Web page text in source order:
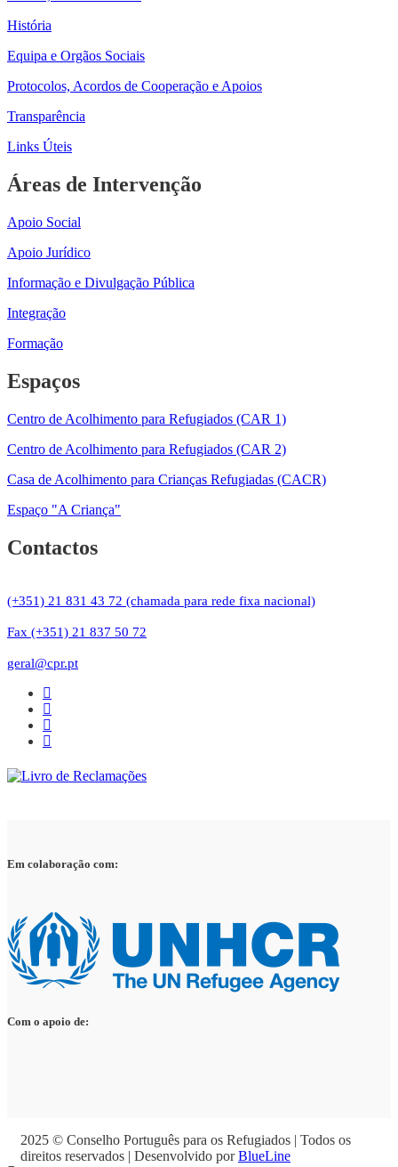
História
Equipa e Orgãos Sociais
Protocolos, Acordos de Cooperação e Apoios
Transparência
Links Úteis
Áreas de Intervenção
Apoio Social
Apoio Jurídico
Informação e Divulgação Pública
Integração
Formação
Espaços
Centro de Acolhimento para Refugiados (CAR 1)
Centro de Acolhimento para Refugiados (CAR 2)
Casa de Acolhimento para Crianças Refugiadas (CACR)
Espaço "A Criança"
Contactos
(+351) 21 831 43 72 (chamada para rede fixa nacional)
Fax (+351) 21 837 50 72
geral@cpr.pt
Em colaboração com:
Com o apoio de:
2025 © Conselho Português para os Refugiados | Todos os
direitos reservados | Desenvolvido porBlueLine